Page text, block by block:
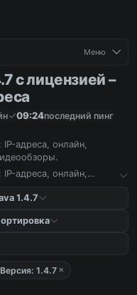
Меню
с лицензией –
09:24последний пинг
адреса, онлайн,
адреса, онлайн,
1.4.7
Версия: 1.4.7